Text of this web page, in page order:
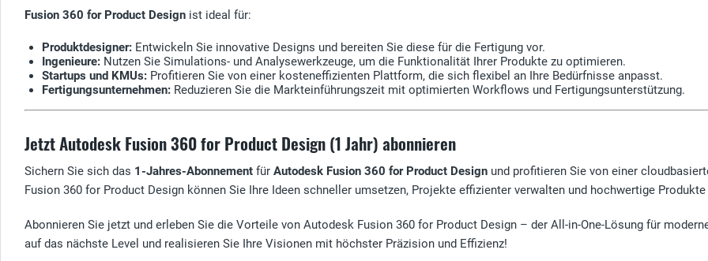
Fusion 360 for Product Design ist ideal für:
Produktdesigner: Entwickeln Sie innovative Designs und bereiten Sie diese für die Fertigung vor.
Ingenieure: Nutzen Sie Simulations- und Analysewerkzeuge, um die Funktionalität Ihrer Produkte zu optimieren.
Startups und KMUs: Profitieren Sie von einer kosteneffizienten Plattform, die sich flexibel an Ihre Bedürfnisse anpasst.
Fertigungsunternehmen: Reduzieren Sie die Markteinführungszeit mit optimierten Workflows und Fertigungsunterstützung.
Jetzt Autodesk Fusion 360 for Product Design (1 Jahr) abonnieren
Sichern Sie sich das 1-Jahres-Abonnement für Autodesk Fusion 360 for Product Design und profitieren Sie von einer
Fusion 360 for Product Design können Sie Ihre Ideen schneller umsetzen, Projekte effizienter verwalten und hochwertige
Abonnieren Sie jetzt und erleben Sie die Vorteile von Autodesk Fusion 360 for Product Design – der All-in-One-Lösung für
auf das nächste Level und realisieren Sie Ihre Visionen mit höchster Präzision und Effizienz!